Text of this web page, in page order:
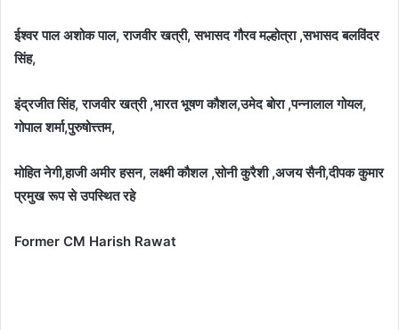
ईश्वर पाल अशोक पाल, राजवीर खत्री, सभासद गौरव मल्होत्रा ,सभासद बलविंदर
सिंह,
इंद्रजीत सिंह, राजवीर खत्री ,भारत भूषण कौशल,उमेद बोरा ,पन्नालाल गोयल,
गोपाल शर्मा,पुरुषोत्त्तम,
मोहित नेगी,हाजी अमीर हसन, लक्ष्मी कौशल ,सोनी कुरैशी ,अजय सैनी,दीपक कुमार
प्रमुख रूप से उपस्थित रहे
Former CM Harish Rawat